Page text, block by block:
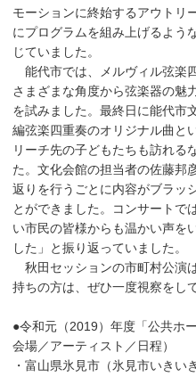
モーションに終始するアウトリ
にプログラムを組み上げるよう
じていました。
能代市では、メルヴィル弦楽
さまざまな角度から弦楽器の魅
を試みました。最終日に能代市
編弦楽四重奏のオリジナル曲と
リーチ先の子どもたちも訪れる
た。文化会館の担当者の佐藤邦
返りを行うごとに内容がブラッ
とができました。コンサートで
い市民の皆様からも温かい声を
した」と振り返っていました。
秋田セッションの市町村公演
持ちの方は、ぜひ一度視察をし
●令和元（2019）年度「公共ホ
会場／アーティスト／日程）
・富山県氷見市（氷見市いきい